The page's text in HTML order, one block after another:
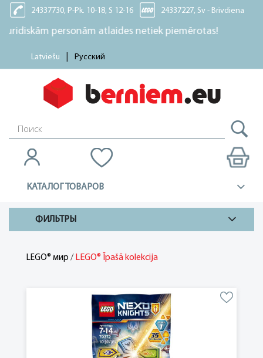
24337730, P-Pk. 10-18, S 12-16 24337227, Sv - Brīvdiena
personām atlaides netiek piemērotas!
Latviešu Русский
КАТАЛОГ ТОВАРОВ
ФИЛЬТРЫ
LEGO® мир / LEGO® Īpašā kolekcija